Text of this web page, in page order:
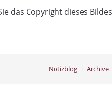
das Copyright dieses Bildes
Notizblog Archive